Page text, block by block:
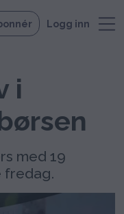
Logg inn
i
med 19
fredag.